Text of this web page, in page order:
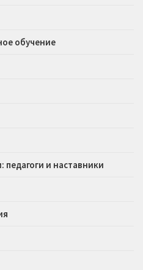
обучение
и наставники